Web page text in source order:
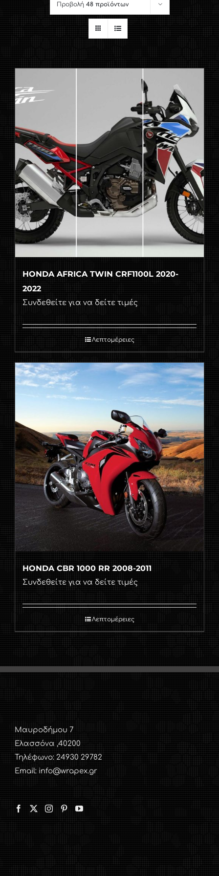
Προβολή 48 προϊόντων
HONDA AFRICA TWIN CRF1100L 2020-
2022
Συνδεθείτε για να δείτε τιμές
Λεπτομέρειες
HONDA CBR 1000 RR 2008-2011
Συνδεθείτε για να δείτε τιμές
Λεπτομέρειες
Μαυροδήμου 7
Ελασσόνα ,40200
Τηλέφωνο: 24930 29782
Email: info@wrapex.gr